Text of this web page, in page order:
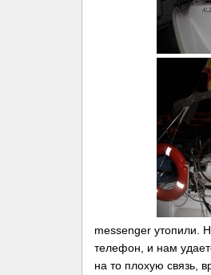
messenger утопили.
телефон, и нам
на то плохую связь,